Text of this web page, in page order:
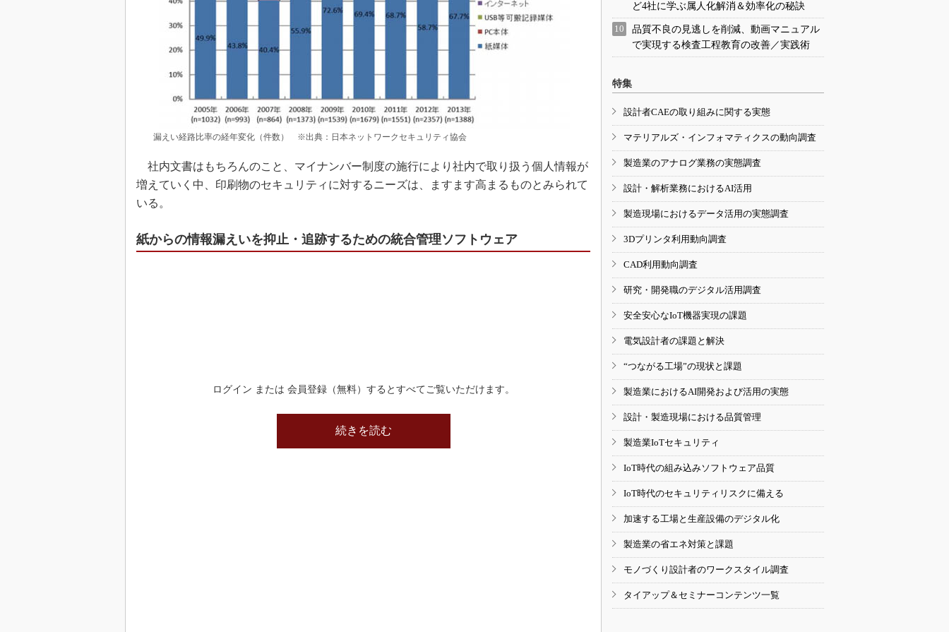
漏えい経路比率の経年変化（件数） ※出典：日本ネットワークセキュリティ協会
社内文書はもちろんのこと、マイナンバー制度の施行により社内で取り扱う個人情報が
増えていく中、印刷物のセキュリティに対するニーズは、ますます高まるものとみられて
いる。
紙からの情報漏えいを抑止・追跡するための統合管理ソフトウェア
ログイン または 会員登録（無料）するとすべてご覧いただけます。
続きを読む
ど4社に学ぶ属人化解消＆効率化の秘訣
品質不良の見逃しを削減、動画マニュアル
で実現する検査工程教育の改善／実践術
特集
設計者CAEの取り組みに関する実態
マテリアルズ・インフォマティクスの動向調査
製造業のアナログ業務の実態調査
設計・解析業務におけるAI活用
製造現場におけるデータ活用の実態調査
3Dプリンタ利用動向調査
CAD利用動向調査
研究・開発職のデジタル活用調査
安全安心なIoT機器実現の課題
電気設計者の課題と解決
“つながる工場”の現状と課題
製造業におけるAI開発および活用の実態
設計・製造現場における品質管理
製造業IoTセキュリティ
IoT時代の組み込みソフトウェア品質
IoT時代のセキュリティリスクに備える
加速する工場と生産設備のデジタル化
製造業の省エネ対策と課題
モノづくり設計者のワークスタイル調査
タイアップ＆セミナーコンテンツ一覧